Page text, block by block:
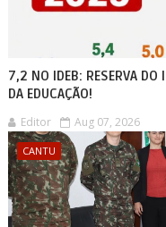
7,2 NO IDEB: RESERVA DO
DA EDUCAÇÃO!
Editor Aug 07, 2026
CANTU